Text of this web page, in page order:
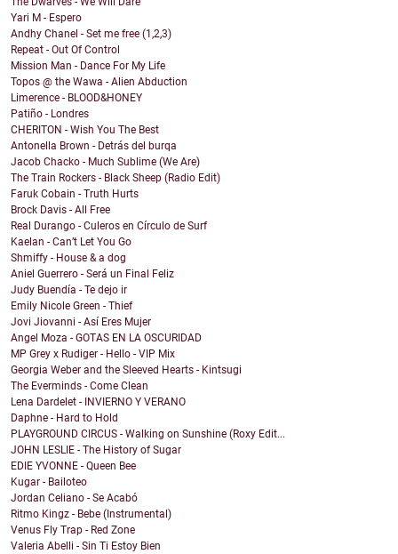
Yari M - Espero
Andhy Chanel - Set me free (1,2,3)
Repeat - Out Of Control
Mission Man - Dance For My Life
Topos @ the Wawa - Alien Abduction
Limerence - BLOOD&HONEY
Patiño - Londres
CHERITON - Wish You The Best
Antonella Brown - Detrás del burqa
Jacob Chacko - Much Sublime (We Are)
The Train Rockers - Black Sheep (Radio Edit)
Faruk Cobain - Truth Hurts
Brock Davis - All Free
Real Durango - Culeros en Círculo de Surf
Kaelan - Can’t Let You Go
Shmiffy - House & a dog
Aniel Guerrero - Será un Final Feliz
Judy Buendía - Te dejo ir
Emily Nicole Green - Thief
Jovi Jiovanni - Así Eres Mujer
Angel Moza - GOTAS EN LA OSCURIDAD
MP Grey x Rudiger - Hello - VIP Mix
Georgia Weber and the Sleeved Hearts - Kintsugi
The Everminds - Come Clean
Lena Dardelet - INVIERNO Y VERANO
Daphne - Hard to Hold
PLAYGROUND CIRCUS - Walking on Sunshine (Roxy Edit...
JOHN LESLIE - The History of Sugar
EDIE YVONNE - Queen Bee
Kugar - Bailoteo
Jordan Celiano - Se Acabó
Ritmo Kingz - Bebe (Instrumental)
Venus Fly Trap - Red Zone
Valeria Abelli - Sin Ti Estoy Bien